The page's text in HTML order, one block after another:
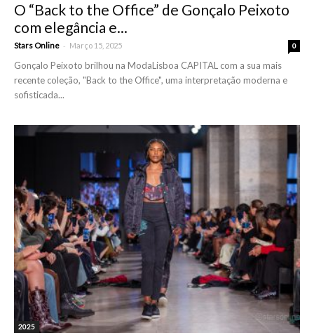
O “Back to the Office” de Gonçalo Peixoto
com elegância e...
Stars Online - Março 15, 2025 0
Gonçalo Peixoto brilhou na ModaLisboa CAPITAL com a sua mais
recente coleção, "Back to the Office", uma interpretação moderna e
sofisticada...
2025